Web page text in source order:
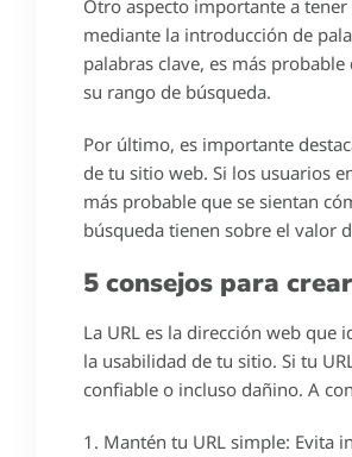
April 2, 2024 Roberto
Si estás buscando mejorar el